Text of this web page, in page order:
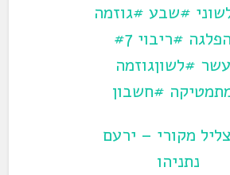
#שבע #גוזמה
#ריבוי #7
#לשוןגוזמה
#חשבון
מקורי – ירעם
נתניהו